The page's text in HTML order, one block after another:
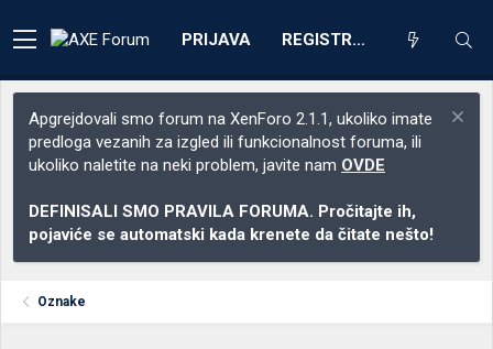
PRIJAVA REGISTRACIJA
Apgrejdovali smo forum na XenForo 2.1.1, ukoliko imate
predloga vezanih za izgled ili funkcionalnost foruma, ili
ukoliko naletite na neki problem, javite nam OVDE
DEFINISALI SMO PRAVILA FORUMA. Pročitajte ih,
pojaviće se automatski kada krenete da čitate nešto!
Oznake